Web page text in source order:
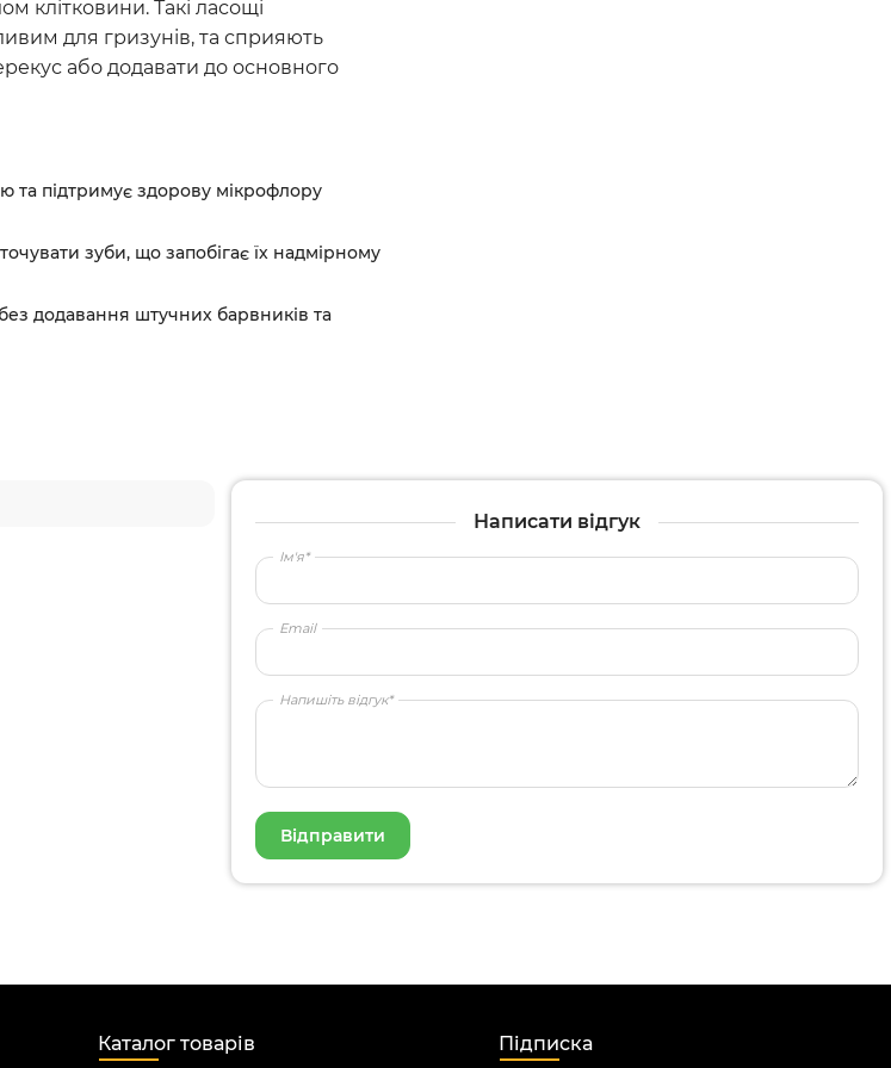
Урологічні препарати
Стоматологічні засоби
клітковини. Такі ласощі
для гризунів, та сприяють
або додавати до основного
підтримує здорову мікрофлору
зуби, що запобігає їх надмірному
додавання штучних барвників та
Написати відгук
Ім'я*
Email
Напишіть відгук*
Каталог товарів Підписка